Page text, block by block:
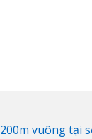
vuông tại